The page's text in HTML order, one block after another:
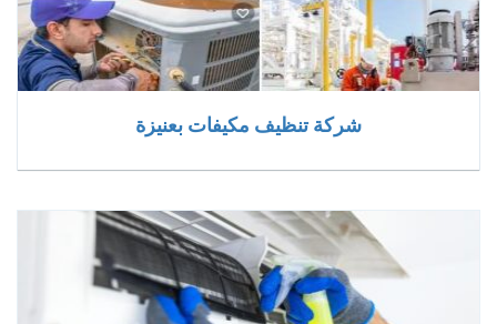
شركة تنظيف مكيفات بعنيزة